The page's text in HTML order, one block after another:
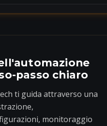
passo chiaro
ti guida attraverso una
monitoraggio